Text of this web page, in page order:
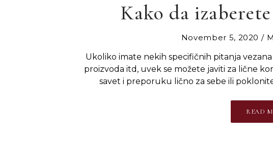
Kako da
November 5, 2020
Ukoliko imate nekih specifičnih pitanja
proizvoda itd, uvek se možete javiti za lične
savet i preporuku lično za sebe ili
READ